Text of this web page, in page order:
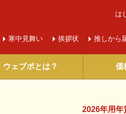
寒中 見舞い 挨拶状 推しから
は
ウェブポとは？ 価
2026年用年